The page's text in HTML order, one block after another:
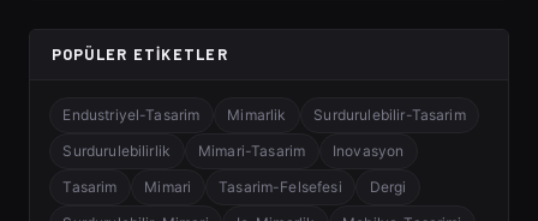
POPÜLER ETIKETLER
Endustriyel-Tasarim Mimarlik
Surdurulebilir-Tasarim
Surdurulebilirlik
Mimari-Tasarim
Inovasyon
Tasarim
Mimari Tasarim-Felsefesi
Dergi